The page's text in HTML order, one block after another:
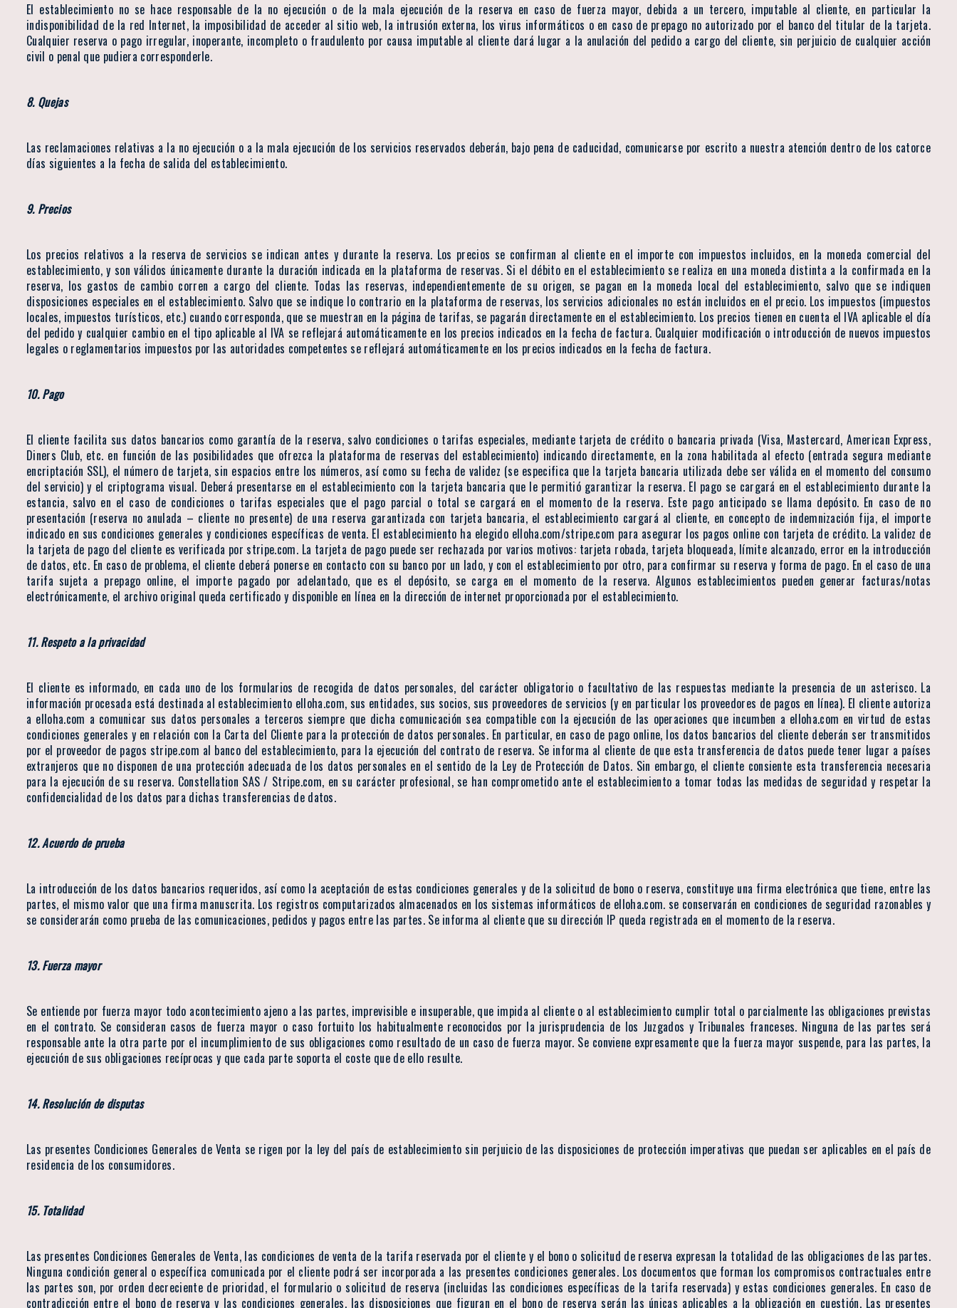
El establecimiento no se hace responsable de la no ejecución o de la mala ejecución de la reserva en caso de fuerza mayor, debida a un tercero, imputable al cliente, en particular la
indisponibilidad de la red Internet, la imposibilidad de acceder al sitio web, la intrusión externa, los virus informáticos o en caso de prepago no autorizado por el banco del titular de la tarjeta.
Cualquier reserva o pago irregular, inoperante, incompleto o fraudulento por causa imputable al cliente dará lugar a la anulación del pedido a cargo del cliente, sin perjuicio de cualquier acción
civil o penal que pudiera corresponderle.
8. Quejas
Las reclamaciones relativas a la no ejecución o a la mala ejecución de los servicios reservados deberán, bajo pena de caducidad, comunicarse por escrito a nuestra atención dentro de los catorce
días siguientes a la fecha de salida del establecimiento.
9. Precios
Los precios relativos a la reserva de servicios se indican antes y durante la reserva. Los precios se confirman al cliente en el importe con impuestos incluidos, en la moneda comercial del
establecimiento, y son válidos únicamente durante la duración indicada en la plataforma de reservas. Si el débito en el establecimiento se realiza en una moneda distinta a la confirmada en la
reserva, los gastos de cambio corren a cargo del cliente. Todas las reservas, independientemente de su origen, se pagan en la moneda local del establecimiento, salvo que se indiquen
disposiciones especiales en el establecimiento. Salvo que se indique lo contrario en la plataforma de reservas, los servicios adicionales no están incluidos en el precio. Los impuestos (impuestos
locales, impuestos turísticos, etc.) cuando corresponda, que se muestran en la página de tarifas, se pagarán directamente en el establecimiento. Los precios tienen en cuenta el IVA aplicable el día
del pedido y cualquier cambio en el tipo aplicable al IVA se reflejará automáticamente en los precios indicados en la fecha de factura. Cualquier modificación o introducción de nuevos impuestos
legales o reglamentarios impuestos por las autoridades competentes se reflejará automáticamente en los precios indicados en la fecha de factura.
10. Pago
El cliente facilita sus datos bancarios como garantía de la reserva, salvo condiciones o tarifas especiales, mediante tarjeta de crédito o bancaria privada (Visa, Mastercard, American Express,
Diners Club, etc. en función de las posibilidades que ofrezca la plataforma de reservas del establecimiento) indicando directamente, en la zona habilitada al efecto (entrada segura mediante
encriptación SSL), el número de tarjeta, sin espacios entre los números, así como su fecha de validez (se especifica que la tarjeta bancaria utilizada debe ser válida en el momento del consumo
del servicio) y el criptograma visual. Deberá presentarse en el establecimiento con la tarjeta bancaria que le permitió garantizar la reserva. El pago se cargará en el establecimiento durante la
estancia, salvo en el caso de condiciones o tarifas especiales que el pago parcial o total se cargará en el momento de la reserva. Este pago anticipado se llama depósito. En caso de no
presentación (reserva no anulada – cliente no presente) de una reserva garantizada con tarjeta bancaria, el establecimiento cargará al cliente, en concepto de indemnización fija, el importe
indicado en sus condiciones generales y condiciones específicas de venta. El establecimiento ha elegido elloha.com/stripe.com para asegurar los pagos online con tarjeta de crédito. La validez de
la tarjeta de pago del cliente es verificada por stripe.com. La tarjeta de pago puede ser rechazada por varios motivos: tarjeta robada, tarjeta bloqueada, límite alcanzado, error en la introducción
de datos, etc. En caso de problema, el cliente deberá ponerse en contacto con su banco por un lado, y con el establecimiento por otro, para confirmar su reserva y forma de pago. En el caso de una
tarifa sujeta a prepago online, el importe pagado por adelantado, que es el depósito, se carga en el momento de la reserva. Algunos establecimientos pueden generar facturas/notas
electrónicamente, el archivo original queda certificado y disponible en línea en la dirección de internet proporcionada por el establecimiento.
11. Respeto a la privacidad
El cliente es informado, en cada uno de los formularios de recogida de datos personales, del carácter obligatorio o facultativo de las respuestas mediante la presencia de un asterisco. La
información procesada está destinada al establecimiento elloha.com, sus entidades, sus socios, sus proveedores de servicios (y en particular los proveedores de pagos en línea). El cliente autoriza
a elloha.com a comunicar sus datos personales a terceros siempre que dicha comunicación sea compatible con la ejecución de las operaciones que incumben a elloha.com en virtud de estas
condiciones generales y en relación con la Carta del Cliente para la protección de datos personales. En particular, en caso de pago online, los datos bancarios del cliente deberán ser transmitidos
por el proveedor de pagos stripe.com al banco del establecimiento, para la ejecución del contrato de reserva. Se informa al cliente de que esta transferencia de datos puede tener lugar a países
extranjeros que no disponen de una protección adecuada de los datos personales en el sentido de la Ley de Protección de Datos. Sin embargo, el cliente consiente esta transferencia necesaria
para la ejecución de su reserva. Constellation SAS / Stripe.com, en su carácter profesional, se han comprometido ante el establecimiento a tomar todas las medidas de seguridad y respetar la
confidencialidad de los datos para dichas transferencias de datos.
12. Acuerdo de prueba
La introducción de los datos bancarios requeridos, así como la aceptación de estas condiciones generales y de la solicitud de bono o reserva, constituye una firma electrónica que tiene, entre las
partes, el mismo valor que una firma manuscrita. Los registros computarizados almacenados en los sistemas informáticos de elloha.com. se conservarán en condiciones de seguridad razonables y
se considerarán como prueba de las comunicaciones, pedidos y pagos entre las partes. Se informa al cliente que su dirección IP queda registrada en el momento de la reserva.
13. Fuerza mayor
Se entiende por fuerza mayor todo acontecimiento ajeno a las partes, imprevisible e insuperable, que impida al cliente o al establecimiento cumplir total o parcialmente las obligaciones previstas
en el contrato. Se consideran casos de fuerza mayor o caso fortuito los habitualmente reconocidos por la jurisprudencia de los Juzgados y Tribunales franceses. Ninguna de las partes será
responsable ante la otra parte por el incumplimiento de sus obligaciones como resultado de un caso de fuerza mayor. Se conviene expresamente que la fuerza mayor suspende, para las partes, la
ejecución de sus obligaciones recíprocas y que cada parte soporta el coste que de ello resulte.
14. Resolución de disputas
Las presentes Condiciones Generales de Venta se rigen por la ley del país de establecimiento sin perjuicio de las disposiciones de protección imperativas que puedan ser aplicables en el país de
residencia de los consumidores.
15. Totalidad
Las presentes Condiciones Generales de Venta, las condiciones de venta de la tarifa reservada por el cliente y el bono o solicitud de reserva expresan la totalidad de las obligaciones de las partes.
Ninguna condición general o específica comunicada por el cliente podrá ser incorporada a las presentes condiciones generales. Los documentos que forman los compromisos contractuales entre
las partes son, por orden decreciente de prioridad, el formulario o solicitud de reserva (incluidas las condiciones específicas de la tarifa reservada) y estas condiciones generales. En caso de
contradicción entre el bono de reserva y las condiciones generales, las disposiciones que figuran en el bono de reserva serán las únicas aplicables a la obligación en cuestión. Las presentes